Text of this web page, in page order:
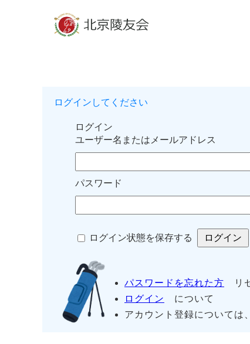
ログインしてください
ログイン
ユーザー名またはメールアドレス
パスワード
ログイン状態を保存する
パスワードを忘れた方 リ
ログイン
について
アカウント登録については